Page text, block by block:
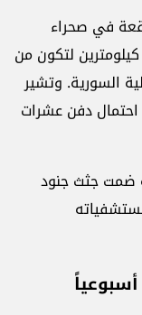
في صحراء
34 خندقاً بطول كيلومترين لتكون من
السورية. وتشير
احتمال دفن عشرات
ضمت جثث جنود